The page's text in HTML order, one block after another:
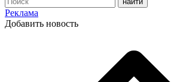
Реклама
Добавить новость